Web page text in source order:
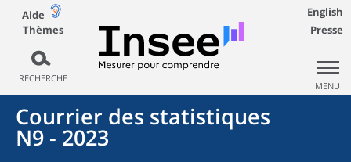
Aide
Thèmes
RECHERCHE
English
Presse
MENU
Courrier des statistiques
N9 - 2023